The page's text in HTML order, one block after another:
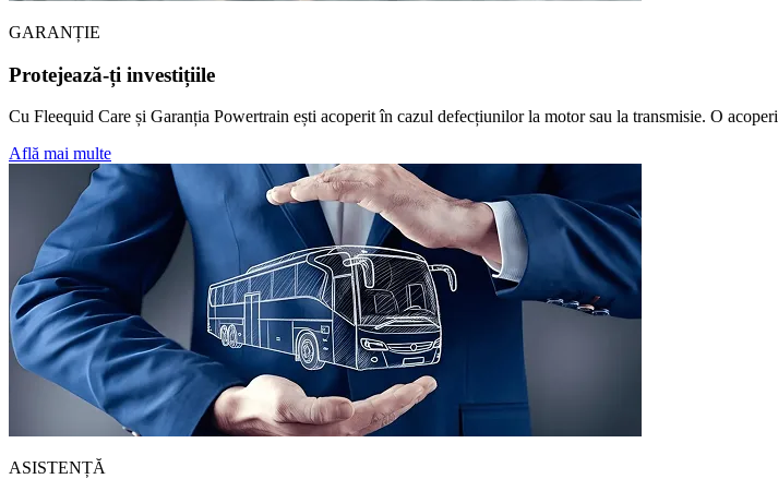
GARANȚIE
Protejează-ți investițiile
Cu Fleequid Care și Garanția Powertrain ești acoperit în cazul defecțiunilor la motor sau la transmisie. O
Află mai multe
ASISTENȚĂ